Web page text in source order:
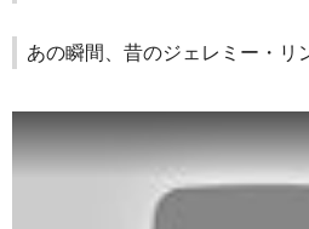
あの瞬間、昔のジェレミー・リ